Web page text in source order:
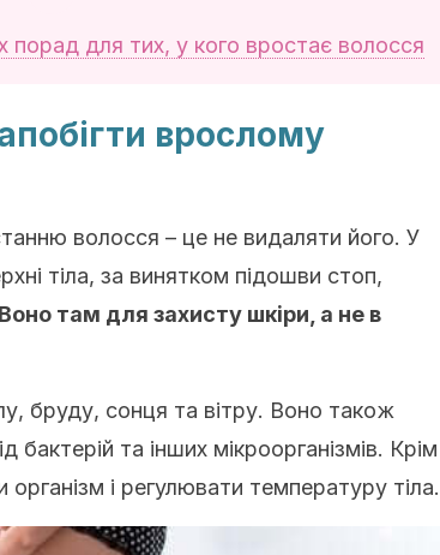
порад для тих, у кого вростає волосся
врослому
волосся – це не видаляти його. У
тіла, за винятком підошви стоп,
Воно там для захисту шкіри, а не в
бруду, сонця та вітру. Воно також
бактерій та інших мікроорганізмів. Крім
і регулювати температуру тіла.